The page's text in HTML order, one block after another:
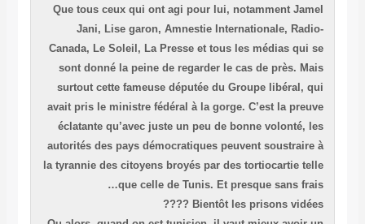
Que tous ceux qui ont agi pour lui, notamment
Jani, Lise garon, Amnestie Internationale,
Canada, Le Soleil, La Presse et tous les médias
sont donné la peine de regarder le cas de
surtout cette fameuse députée du Groupe
avait pris le ministre fédéral à la gorge. C’est la
éclatante qu’avec juste un peu de bonne
autorités des pays démocratiques peuvent
la tyrannie des citoyens broyés par des
que celle de Tunis. Et presque sans
Bientôt les prisons